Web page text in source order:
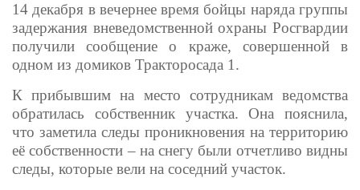
14 декабря в вечернее время бойцы наряда группы
задержания вневедомственной охраны Росгвардии
получили сообщение о краже, совершенной в
одном из домиков Тракторосада 1.
К прибывшим на место сотрудникам ведомства
обратилась собственник участка. Она пояснила,
что заметила следы проникновения на территорию
её собственности – на снегу были отчетливо видны
следы, которые вели на соседний участок.